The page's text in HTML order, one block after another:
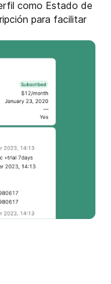
como Estado de
para facilitar